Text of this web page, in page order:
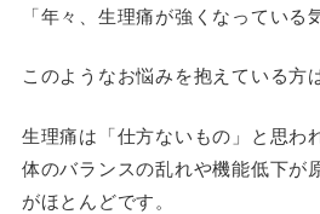
「年々、生理痛が強くなっている
このようなお悩みを抱えている方
生理痛は「仕方ないもの」と思わ
体のバランスの乱れや機能低下が
がほとんどです。